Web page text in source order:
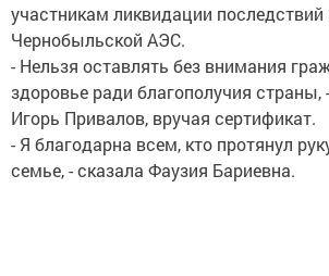
участникам ликвидации последствий
Чернобыльской АЭС.
- Нельзя оставлять без внимания
здоровье ради благополучия страны,
Игорь Привалов, вручая сертификат.
- Я благодарна всем, кто протянул
семье, - сказала Фаузия Бариевна.